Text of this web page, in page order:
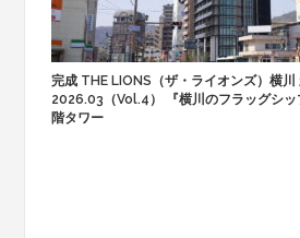
完成 THE LIONS（ザ・ライオンズ）横川
2026.03（Vol.4） 『横川のフラッグシ
階タワー